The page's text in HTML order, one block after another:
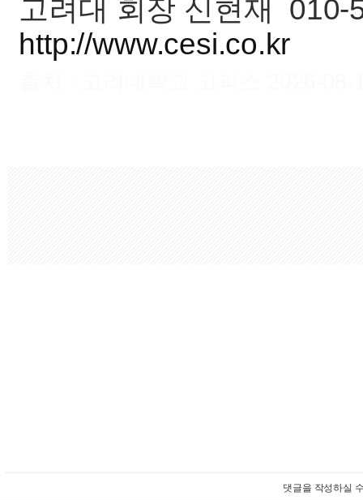
고려대 회장 신현재 010-
http://www.cesi.co.kr
댓글을 작성하실